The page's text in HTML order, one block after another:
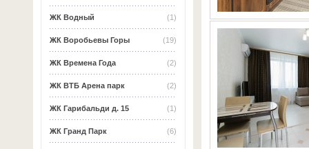
(1)
ЖК Водный
(19)
ЖК Воробьевы Горы
(2)
ЖК Времена Года
(2)
ЖК ВТБ Арена парк
(1)
ЖК Гарибальди д. 15
(6)
ЖК Гранд Парк